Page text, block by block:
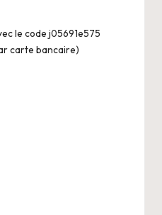
le code j05691e575
carte bancaire)